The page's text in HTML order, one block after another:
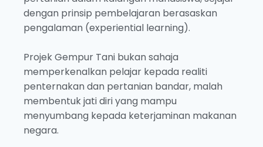
dengan prinsip pembelajaran berasaskan
pengalaman (experiential learning).
Projek Gempur Tani bukan sahaja
memperkenalkan pelajar kepada realiti
penternakan dan pertanian bandar, malah
membentuk jati diri yang mampu
menyumbang kepada keterjaminan makanan
negara.